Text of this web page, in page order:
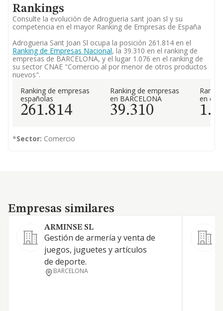
Rankings
Consulte la evolución de Adrogueria sant joan sl y su
competencia en el mayor Ranking de Empresas de España
Adrogueria Sant Joan Sl ocupa la posición 261.814 en el
Ranking de Empresas Nacional, la 39.310 en el ranking de
empresas de BARCELONA, y el lugar 1.076 en el ranking de
su sector CNAE "Comercio al por menor de otros productos
nuevos".
Ranking de empresas
españolas
261.814
Ranking de empresas
en BARCELONA
39.310
en el
*Sector: Comercio
Empresas similares
Empresas similares
ARMINSE SL
Gestión de armería y venta de
juegos, juguetes y artículos
de deporte.
BARCELONA